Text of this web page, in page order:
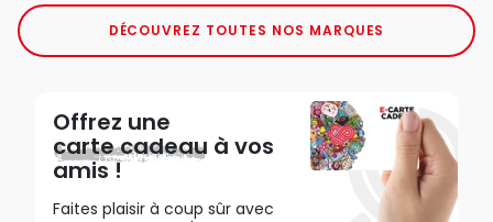
DÉCOUVREZ TOUTES NOS MARQUES
Offrez une
carte cadeau à vos
amis !
Faites plaisir à coup sûr avec